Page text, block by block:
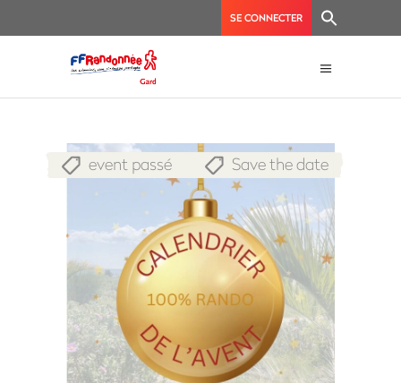
SE CONNECTER
event passé Save the date